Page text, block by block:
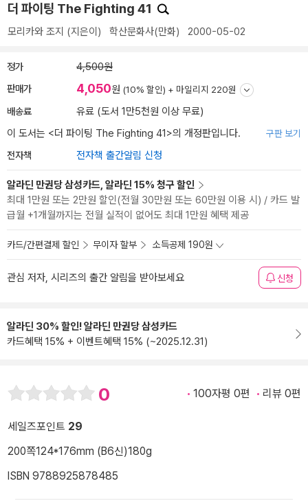
더 파이팅 The Fighting 41
모리카와 조지 (지은이) 학산문화사(만화) 2000-05-02
정가 4,500원
판매가 4,050원 (10% 할인) + 마일리지 220원
배송료
유료 (도서 1만5천원 이상 무료)
이 도서는 <더 파이팅 The Fighting 41>의 개정판입니다. 구판 보기
전자책 전자책 출간알림 신청
알라딘 만권당 삼성카드, 알라딘 15% 청구 할인
최대 1만원 또는 2만원 할인(전월 30만원 또는 60만원 이용 시) / 카드 발
급월 +1개월까지는 전월 실적이 없어도 최대 1만원 혜택 제공
카드/간편결제 할인 무이자 할부 소득공제 190원
관심 저자, 시리즈의 출간 알림을 받아보세요 신청
알라딘 30% 할인! 알라딘 만권당 삼성카드
카드혜택 15% + 이벤트혜택 15% (~2025.12.31)
0 100자평 0편 리뷰 0편
세일즈포인트 29
200쪽124*176mm (B6신)180g
ISBN 9788925878485